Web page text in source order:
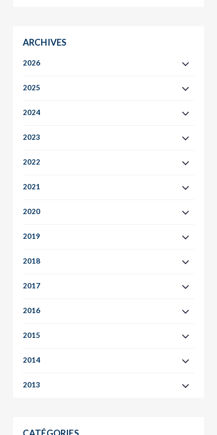
ARCHIVES
2026
2025
2024
2023
2022
2021
2020
2019
2018
2017
2016
2015
2014
2013